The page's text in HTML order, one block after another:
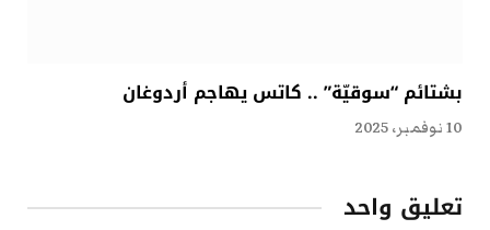
بشتائم “سوقيّة” .. كاتس يهاجم أردوغان
10 نوفمبر، 2025
تعليق واحد